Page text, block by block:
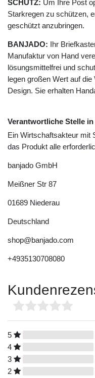
SCHUTZ: Um Ihre Post
Starkregen zu schützen,
geschützt anzubringen.
BANJADO: Ihr
Manufaktur von Hand
lösungsmittelfrei und
legen großen Wert auf
Design. Sie erhalten
Verantwortliche Stelle in
Ein Wirtschaftsakteur mit
das Produkt alle
banjado GmbH
Meißner Str 87
01689 Niederau
Deutschland
shop@banjado.com
+4935130708080
5
4
3
2